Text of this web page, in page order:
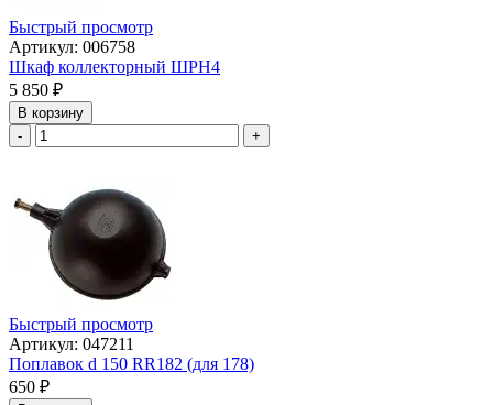
Быстрый просмотр
Артикул: 006758
Шкаф коллекторный ШРН4
5 850 ₽
В корзину
-
+
Быстрый просмотр
Артикул: 047211
Поплавок d 150 RR182 (для 178)
650 ₽